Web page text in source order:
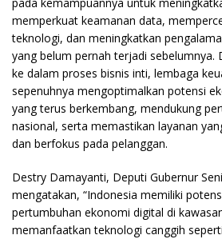
memperkuat keamanan data,
teknologi, dan meningkatkan
yang belum pernah terjadi sebelumnya.
ke dalam proses bisnis inti, lembaga
sepenuhnya mengoptimalkan potensi
yang terus berkembang, mendukung
nasional, serta memastikan layanan
dan berfokus pada pelanggan.
Destry Damayanti, Deputi Gubernur
mengatakan, “Indonesia memiliki
pertumbuhan ekonomi digital di
memanfaatkan teknologi canggih